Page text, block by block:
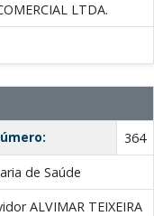
LTDA.
364
de Saúde
ALVIMAR TEIXEIRA